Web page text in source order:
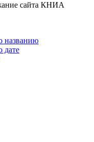
сайта КНИА
названию
дате